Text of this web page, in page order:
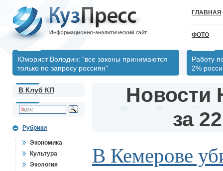
ГЛАВНАЯ
ФОТО
Юморист Володин: "все законы принимаются
только по запросу россиян"
Работу
2%
В Клуб КП
Рубрики
Экономика
Культура
Экология
Новости
за
В Кемерове